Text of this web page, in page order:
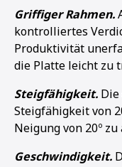
Griffiger Rahmen.
kontrolliertes
Produktivität
die Platte leicht zu
Steigfähigkeit.
Steigfähigkeit von
Neigung von 20º
Geschwindigkeit.